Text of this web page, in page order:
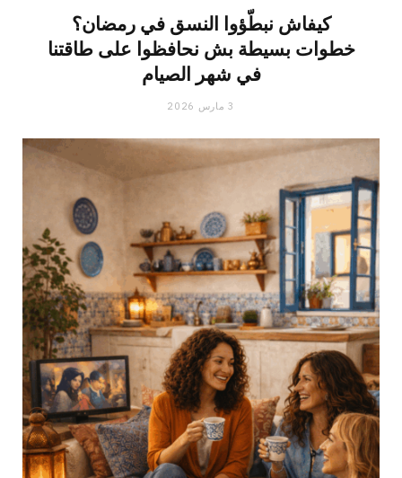
كيفاش نبطّؤوا النسق في رمضان؟
خطوات بسيطة بش نحافظوا على طاقتنا
في شهر الصيام
3 مارس 2026